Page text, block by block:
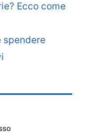
Ecco come
spendere